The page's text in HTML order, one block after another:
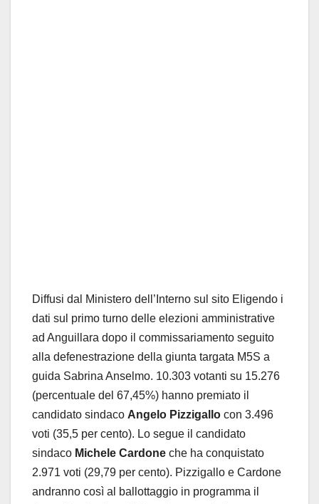
Diffusi dal Ministero dell’Interno sul sito Eligendo i
dati sul primo turno delle elezioni amministrative
ad Anguillara dopo il commissariamento seguito
alla defenestrazione della giunta targata M5S a
guida Sabrina Anselmo. 10.303 votanti su 15.276
(percentuale del 67,45%) hanno premiato il
candidato sindaco Angelo Pizzigallo con 3.496
voti (35,5 per cento). Lo segue il candidato
sindaco Michele Cardone che ha conquistato
2.971 voti (29,79 per cento). Pizzigallo e Cardone
andranno così al ballottaggio in programma il